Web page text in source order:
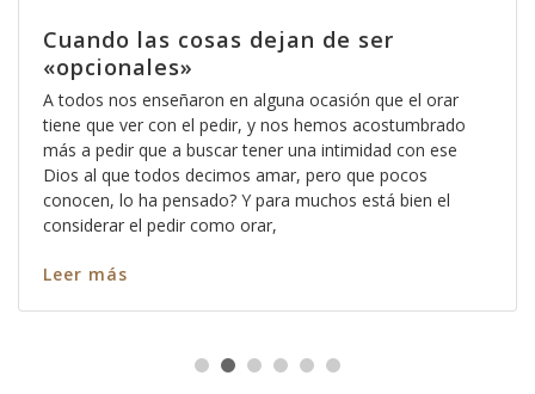
Cuando las cosas dejan de ser
«opcionales»
A todos nos enseñaron en alguna ocasión que el orar
tiene que ver con el pedir, y nos hemos acostumbrado
más a pedir que a buscar tener una intimidad con ese
Dios al que todos decimos amar, pero que pocos
conocen, lo ha pensado? Y para muchos está bien el
considerar el pedir como orar,
Leer más